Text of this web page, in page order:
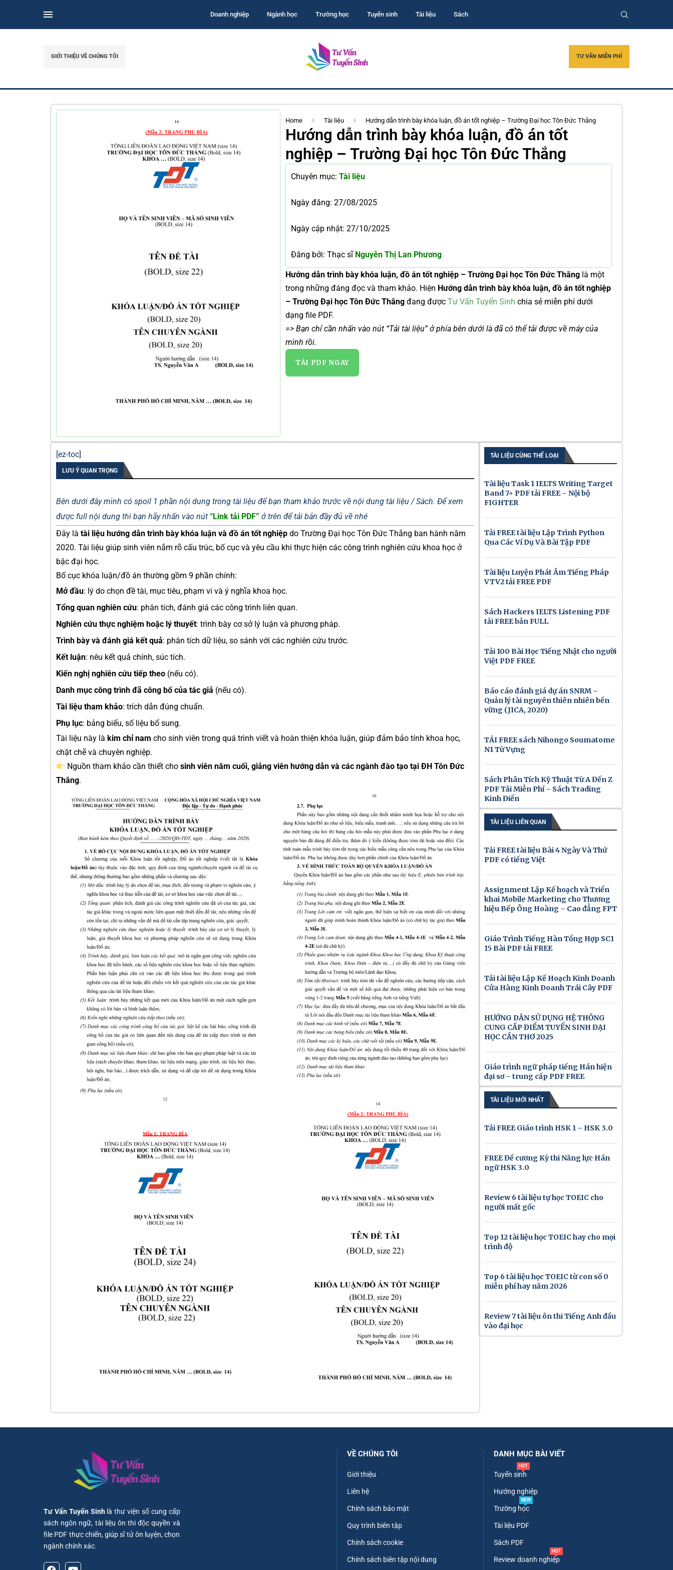
Doanh nghiệp Ngành học Trường học Tuyển sinh Tài liệu Sách
GIỚI THIỆU VỀ CHÚNG TÔI TƯ VẤN MIỄN PHÍ
Home Tài liệu Hướng dẫn trình bày khóa luận, đồ án tốt nghiệp – Trường Đại học Tôn Đức Thắng
Hướng dẫn trình bày khóa luận, đồ án tốt
nghiệp – Trường Đại học Tôn Đức Thắng
Chuyên mục: Tài liệu
Ngày đăng: 27/08/2025
Ngày cập nhật: 27/10/2025
Đăng bởi: Thạc sĩNguyễn Thị Lan Phương
Hướng dẫn trình bày khóa luận, đồ án tốt nghiệp – Trường Đại học Tôn Đức Thắng là một
trong những đáng đọc và tham khảo. Hiện Hướng dẫn trình bày khóa luận, đồ án tốt nghiệp
– Trường Đại học Tôn Đức Thắng đang được Tư Vấn Tuyển Sinh chia sẻ miễn phí dưới
dạng file PDF.
=> Bạn chỉ cần nhấn vào nút “Tải tài liệu” ở phía bên dưới là đã có thể tải được về máy của
mình rồi.
TẢI PDF NGAY
[ez-toc]
LƯU Ý QUAN TRỌNG
Bên dưới đây mình có spoil 1 phần nội dung trong tài liệu để bạn tham khảo trước về nội dung tài liệu / Sách. Để xem
được full nội dung thì bạn hãy nhấn vào nút “Link tải PDF” ở trên để tải bản đầy đủ về nhé
Đây là tài liệu hướng dẫn trình bày khóa luận và đồ án tốt nghiệp do Trường Đại học Tôn Đức Thắng ban hành năm
2020. Tài liệu giúp sinh viên nắm rõ cấu trúc, bố cục và yêu cầu khi thực hiện các công trình nghiên cứu khoa học ở
bậc đại học.
Bố cục khóa luận/đồ án thường gồm 9 phần chính:
Mở đầu: lý do chọn đề tài, mục tiêu, phạm vi và ý nghĩa khoa học.
Tổng quan nghiên cứu: phân tích, đánh giá các công trình liên quan.
Nghiên cứu thực nghiệm hoặc lý thuyết: trình bày cơ sở lý luận và phương pháp.
Trình bày và đánh giá kết quả: phân tích dữ liệu, so sánh với các nghiên cứu trước.
Kết luận: nêu kết quả chính, súc tích.
Kiến nghị nghiên cứu tiếp theo (nếu có).
Danh mục công trình đã công bố của tác giả (nếu có).
Tài liệu tham khảo: trích dẫn đúng chuẩn.
Phụ lục: bảng biểu, số liệu bổ sung.
Tài liệu này là kim chỉ nam cho sinh viên trong quá trình viết và hoàn thiện khóa luận, giúp đảm bảo tính khoa học,
chặt chẽ và chuyên nghiệp.
Nguồn tham khảo cần thiết chosinh viên năm cuối, giảng viên hướng dẫn và các ngành đào tạo tại ĐH Tôn Đức
Thắng.
TÀI LIỆU CÙNG THỂ LOẠI
Tài liệu Task 1 IELTS Writing Target
Band 7+ PDF tải FREE – Nội bộ
FIGHTER
Tải FREE tài liệu Lập Trình Python
Qua Các Ví Dụ Và Bài Tập PDF
Tài liệu Luyện Phát Âm Tiếng Pháp
VTV2 tải FREE PDF
Sách Hackers IELTS Listening PDF
tải FREE bản FULL
Tải 100 Bài Học Tiếng Nhật cho người
Việt PDF FREE
Báo cáo đánh giá dự án SNRM –
Quản lý tài nguyên thiên nhiên bền
vững (JICA, 2020)
TẢI FREE sách Nihongo Soumatome
N1 Từ Vựng
Sách Phân Tích Kỹ Thuật Từ A Đến Z
PDF Tải Miễn Phí – Sách Trading
Kinh Điển
TÀI LIỆU LIÊN QUAN
Tải FREE tài liệu Bài 4 Ngày Và Thứ
PDF có tiếng Việt
Assignment Lập Kế hoạch và Triển
khai Mobile Marketing cho Thương
hiệu Bếp Ông Hoàng – Cao đẳng FPT
Giáo Trình Tiếng Hàn Tổng Hợp SC1
15 Bài PDF tải FREE
Tải tài liệu Lập Kế Hoạch Kinh Doanh
Cửa Hàng Kinh Doanh Trái Cây PDF
HƯỚNG DẪN SỬ DỤNG HỆ THỐNG
CUNG CẤP ĐIỂM TUYỂN SINH ĐẠI
HỌC CẦN THƠ 2025
Giáo trình ngữ pháp tiếng Hán hiện
đại sơ – trung cấp PDF FREE
TÀI LIỆU MỚI NHẤT
Tải FREE Giáo trình HSK 1 – HSK 3.0
FREE Đề cương Kỳ thi Năng lực Hán
ngữ HSK 3.0
Review 6 tài liệu tự học TOEIC cho
người mất gốc
Top 12 tài liệu học TOEIC hay cho mọi
trình độ
Top 6 tài liệu học TOEIC từ con số 0
miễn phí hay năm 2026
Review 7 tài liệu ôn thi Tiếng Anh đầu
vào đại học
Tư Vấn Tuyển Sinhlà thư viện số cung cấp
sách ngôn ngữ, tài liệu ôn thi độc quyền và
file PDF thực chiến, giúp sĩ tử ôn luyện, chọn
ngành chính xác.
VỀ CHÚNG TÔI
Giới thiệu
Liên hệ
Chính sách bảo mật
Quy trình biên tập
Chính sách cookie
Chính sách biên tập nội dung
DANH MỤC BÀI VIẾT
Tuyển sinh
HOT
Hướng nghiệp
Trường học
NEW
Tài liệu PDF
Sách PDF
Review doanh nghiệp
HOT